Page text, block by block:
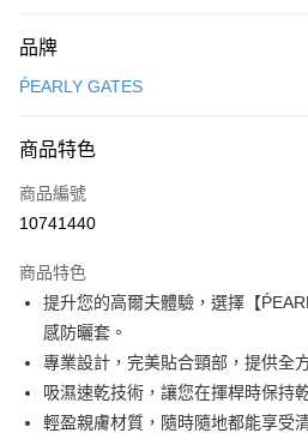
信用卡一次付款
LINE Pay
Apple Pay
悠遊付
大哥付你分期
相關說明
【大哥付你分期使用說明】
1.本服務由台灣大哥大提供，台灣大哥大用
2.付款方式選擇「大哥付你分期」，訂單成
AFTEE先享後付
相關說明
品牌
ṔEARLY GATES
商品特色
商品編號
10741440
商品特色
提升您的高爾夫體驗，選擇【
感防曬套。
專業設計，完美貼合頸部，提供全
吸濕速乾技術，讓您在揮桿時保持
輕盈親膚材質，隨時隨地都能享受